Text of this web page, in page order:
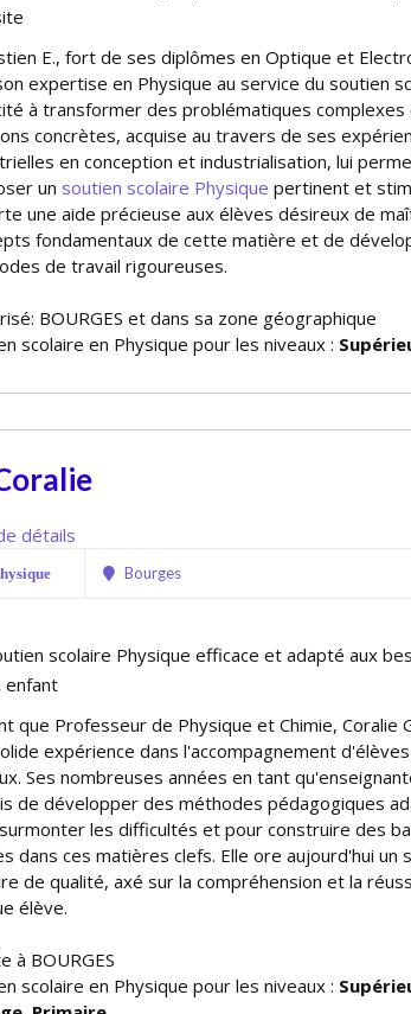
E., fort de ses diplômes en Optique et
expertise en Physique au service du soutien
à transformer des problématiques complexes
concrètes, acquise au travers de ses
en conception et industrialisation, lui
un soutien scolaire Physique pertinent et
une aide précieuse aux élèves désireux de
fondamentaux de cette matière et de
de travail rigoureuses.
BOURGES et dans sa zone géographique
scolaire en Physique pour les niveaux :
détails
Bourges
scolaire Physique efficace et adapté aux
que Professeur de Physique et Chimie, Coralie
expérience dans l'accompagnement
Ses nombreuses années en tant
de développer des méthodes pédagogiques
les difficultés et pour construire des
dans ces matières clefs. Elle offre aujourd'hui un
de qualité, axé sur la compréhension et la
élève.
à BOURGES
scolaire en Physique pour les niveaux :